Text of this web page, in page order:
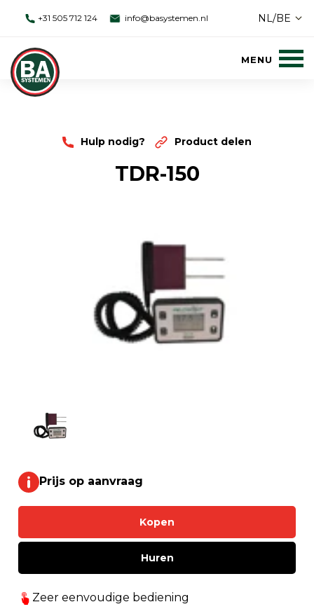
+31 505 712 124 info@basystemen.nl NL/BE
Hulp nodig? Product delen
TDR-150
Prijs op aanvraag
Huren
Kopen
Zeer eenvoudige bediening